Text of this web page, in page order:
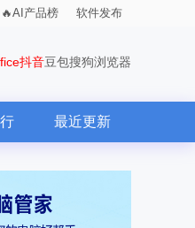
AI产品榜 软件发布
抖音豆包搜狗浏览器
最近更新